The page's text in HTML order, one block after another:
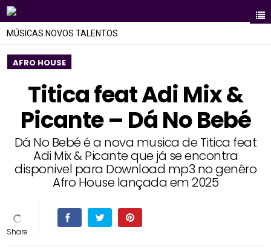
MÚSICAS NOVOS TALENTOS
AFRO HOUSE
Titica feat Adi Mix &
Picante – Dá No Bebé
Dá No Bebé é a nova musica de Titica feat
Adi Mix & Picante que já se encontra
disponivel para Download mp3 no genêro
Afro House lançada em 2025